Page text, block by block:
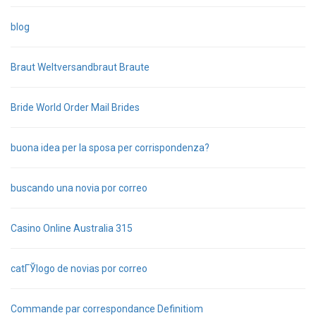
blog
Braut Weltversandbraut Braute
Bride World Order Mail Brides
buona idea per la sposa per corrispondenza?
buscando una novia por correo
Casino Online Australia 315
catГЎlogo de novias por correo
Commande par correspondance Definitiom